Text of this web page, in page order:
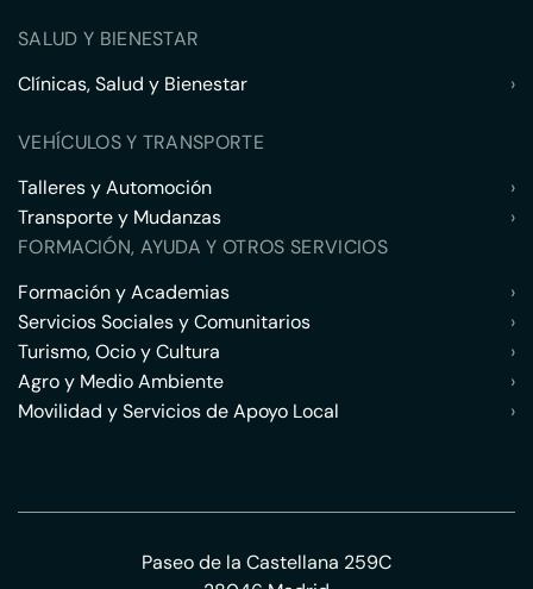
SALUD Y BIENESTAR
Clínicas, Salud y Bienestar
›
VEHÍCULOS Y TRANSPORTE
Talleres y Automoción
›
Transporte y Mudanzas
›
FORMACIÓN, AYUDA Y OTROS SERVICIOS
Formación y Academias
›
Servicios Sociales y Comunitarios
›
Turismo, Ocio y Cultura
›
Agro y Medio Ambiente
›
Movilidad y Servicios de Apoyo Local
›
Paseo de la Castellana 259C